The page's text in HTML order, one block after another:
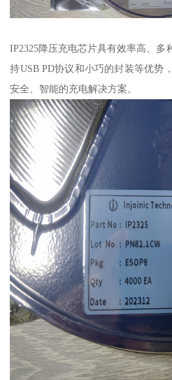
IP2325降压充电芯片具有效率高、多
持USB PD协议和小巧的封装等优势
安全、智能的充电解决方案。